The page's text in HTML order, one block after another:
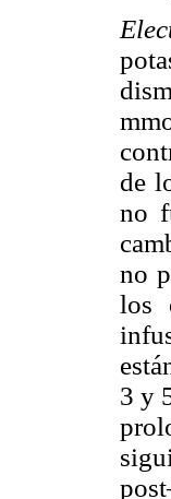
de
no
no
los
3 y